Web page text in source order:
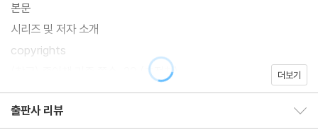
본문
시리즈 및 저자 소개
copyrights
(참고) 종이책 기준 쪽수: 29 (추정치)
더보기
출판사 리뷰